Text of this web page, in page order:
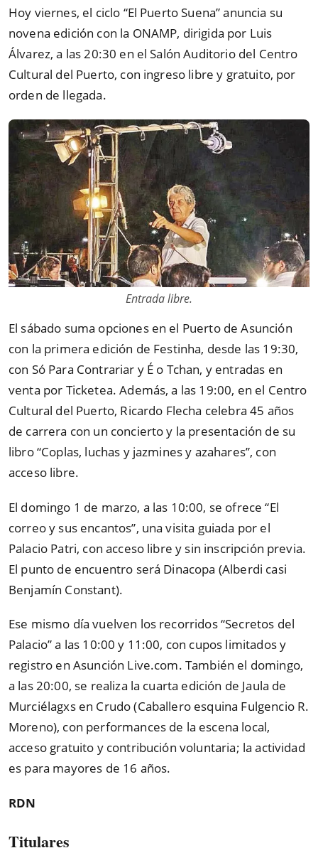
Hoy viernes, el ciclo “El Puerto Suena” anuncia su
novena edición con la ONAMP, dirigida por Luis
Álvarez, a las 20:30 en el Salón Auditorio del Centro
Cultural del Puerto, con ingreso libre y gratuito, por
orden de llegada.
Entrada libre.
El sábado suma opciones en el Puerto de Asunción
con la primera edición de Festinha, desde las 19:30,
con Só Para Contrariar y É o Tchan, y entradas en
venta por Ticketea. Además, a las 19:00, en el Centro
Cultural del Puerto, Ricardo Flecha celebra 45 años
de carrera con un concierto y la presentación de su
libro “Coplas, luchas y jazmines y azahares”, con
acceso libre.
El domingo 1 de marzo, a las 10:00, se ofrece “El
correo y sus encantos”, una visita guiada por el
Palacio Patri, con acceso libre y sin inscripción previa.
El punto de encuentro será Dinacopa (Alberdi casi
Benjamín Constant).
Ese mismo día vuelven los recorridos “Secretos del
Palacio” a las 10:00 y 11:00, con cupos limitados y
registro en Asunción Live.com. También el domingo,
a las 20:00, se realiza la cuarta edición de Jaula de
Murciélagxs en Crudo (Caballero esquina Fulgencio R.
Moreno), con performances de la escena local,
acceso gratuito y contribución voluntaria; la actividad
es para mayores de 16 años.
RDN
Titulares